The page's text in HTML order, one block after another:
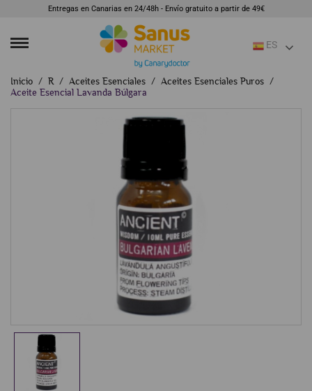
Entregas en Canarias en 24/48h - Envío gratuito a partir de 49€
ES
Inicio R Aceites Esenciales
Aceites Esenciales Puros
Aceite Esencial Lavanda Búlgara